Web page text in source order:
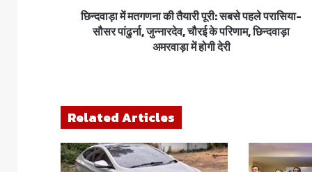
छिन्दवाड़ा में मतगणना की तैयारी पूरी: सबसे पहले परासिया-
सौसर पांढुर्ना, जुन्नारदेव, चौरई के परिणाम, छिन्दवाड़ा
अमरवाड़ा में होगी देरी
Related Articles